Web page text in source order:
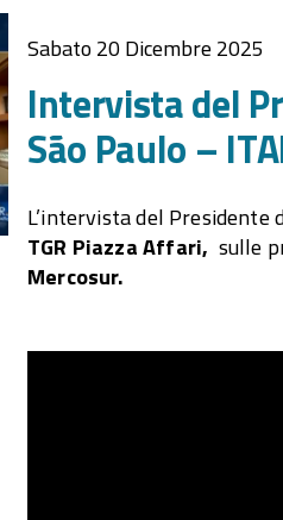
Sabato 20 Dicembre 2025
Intervista del
São Paulo –
L’intervista del Presidente
TGR Piazza Affari, sulle
Mercosur.